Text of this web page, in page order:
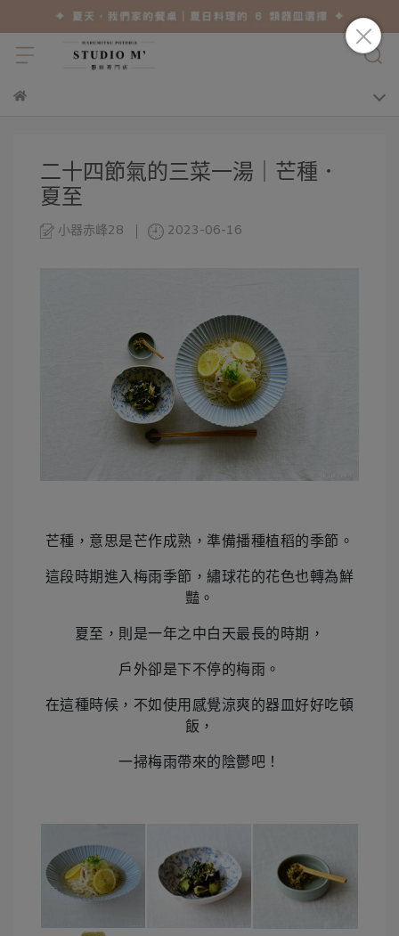
二十四節氣的三菜一湯｜芒種．
夏至
小器赤峰28 2023-06-16
芒種，意思是芒作成熟，準備播種植稻的季節。
這段時期進入梅雨季節，繡球花的花色也轉為鮮
豔。
夏至，則是一年之中白天最長的時期，
戶外卻是下不停的梅雨。
在這種時候，不如使用感覺涼爽的器皿好好吃頓
飯，
一掃梅雨帶來的陰鬱吧！